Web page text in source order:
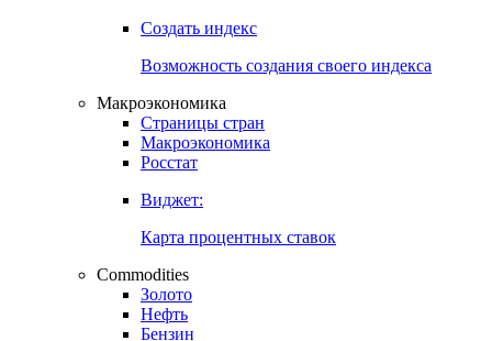
Курсы валют Центральных Банков
Ставки центральных банков
Создать индекс
Возможность создания своего индекса
Страницы стран
Росстат
Виджет:
Карта процентных ставок